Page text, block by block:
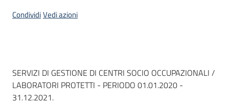
CondividiVedi azioni
Dati del bando
SERVIZI DI GESTIONE DI CENTRI SOCIO OCCUPAZIONALI /
LABORATORI PROTETTI - PERIODO 01.01.2020 -
31.12.2021.